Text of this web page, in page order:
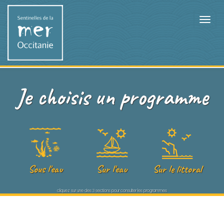
cliquez sur une des 3 sections pour consulter les programmes
Je choisis un programme
Sous l'eau Sur l'eau Sur le littoral